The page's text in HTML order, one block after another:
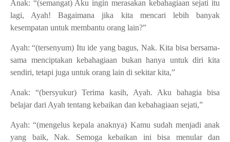
Anak: “(semangat) Aku ingin merasakan kebahagiaan sejati itu
lagi, Ayah! Bagaimana jika kita mencari lebih banyak
kesempatan untuk membantu orang lain?”
Ayah: “(tersenyum) Itu ide yang bagus, Nak. Kita bisa bersama-
sama menciptakan kebahagiaan bukan hanya untuk diri kita
sendiri, tetapi juga untuk orang lain di sekitar kita,”
Anak: “(bersyukur) Terima kasih, Ayah. Aku bahagia bisa
belajar dari Ayah tentang kebaikan dan kebahagiaan sejati,”
Ayah: “(mengelus kepala anaknya) Kamu sudah menjadi anak
yang baik, Nak. Semoga kebaikan ini bisa menular dan